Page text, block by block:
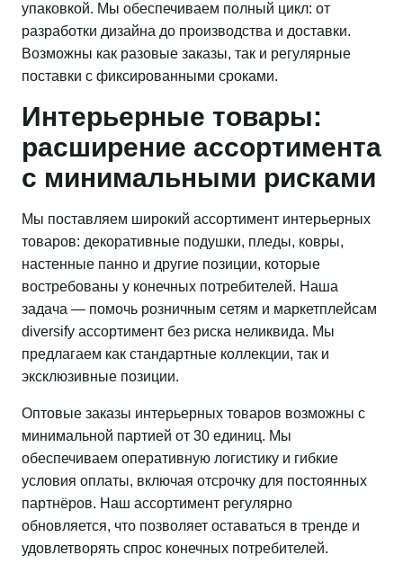
упаковкой. Мы обеспечиваем полный цикл: от
разработки дизайна до производства и доставки.
Возможны как разовые заказы, так и регулярные
поставки с фиксированными сроками.
Интерьерные товары:
расширение ассортимента
с минимальными рисками
Мы поставляем широкий ассортимент интерьерных
товаров: декоративные подушки, пледы, ковры,
настенные панно и другие позиции, которые
востребованы у конечных потребителей. Наша
задача — помочь розничным сетям и маркетплейсам
diversify ассортимент без риска неликвида. Мы
предлагаем как стандартные коллекции, так и
эксклюзивные позиции.
Оптовые заказы интерьерных товаров возможны с
минимальной партией от 30 единиц. Мы
обеспечиваем оперативную логистику и гибкие
условия оплаты, включая отсрочку для постоянных
партнёров. Наш ассортимент регулярно
обновляется, что позволяет оставаться в тренде и
удовлетворять спрос конечных потребителей.